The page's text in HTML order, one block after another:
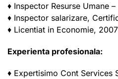
♦ Inspector Resurse Umane
♦ Inspector salarizare,
♦ Licentiat in Economie, 2007
Experienta profesionala:
♦ Expertisimo Cont Services